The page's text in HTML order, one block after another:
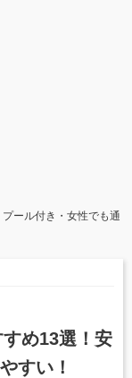
ール付き・女性でも通
すめ13選！安
すい！